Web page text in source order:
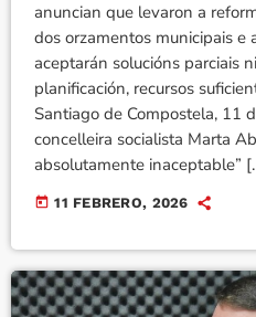
anuncian que levaron a
dos orzamentos municipais e
aceptarán solucións parciais
planificación, recursos
Santiago de Compostela, 11
concelleira socialista Marta
absolutamente inaceptable”
today 11 FEBRERO, 2026